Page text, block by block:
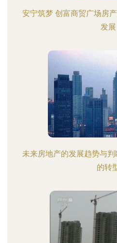
安宁筑梦 创富商贸广场房
发展
未来房地产的发展趋势与
的转